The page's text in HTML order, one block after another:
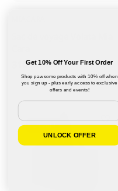
310.00CHF
En vente
Get 10% Off Your First Order
Shop pawsome products with 10% off when
you sign up - plus early access to exclusive
offers and events!
Email
UNLOCK OFFER